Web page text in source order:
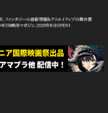
ン「cowai コ
」